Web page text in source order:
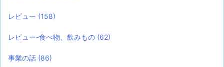
レビュー (158)
レビュー-食べ物、飲みもの (62)
事業の話 (86)